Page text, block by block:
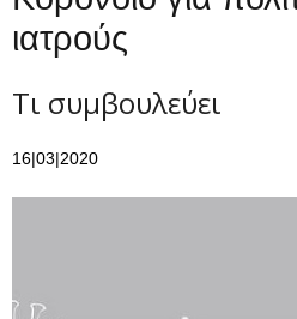
Επικοινωνία
ιατρούς
Τι συμβουλεύει
16|03|2020